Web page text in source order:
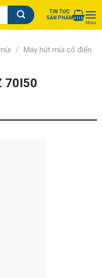
TIN TỨC
SẢN PHẨM
/ Máy hút mùi cổ điển
70I50